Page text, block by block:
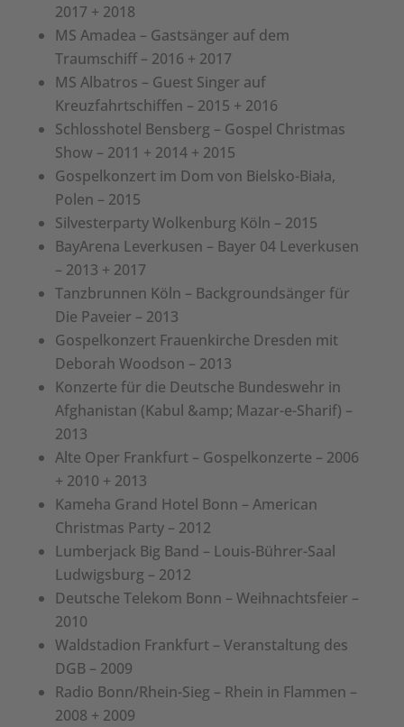
2017 + 2018
MS Amadea – Gastsänger auf dem
Traumschiff – 2016 + 2017
MS Albatros – Guest Singer auf
Kreuzfahrtschiffen – 2015 + 2016
Schlosshotel Bensberg – Gospel Christmas
Show – 2011 + 2014 + 2015
Gospelkonzert im Dom von Bielsko-Biała,
Polen – 2015
Silvesterparty Wolkenburg Köln – 2015
BayArena Leverkusen – Bayer 04 Leverkusen
– 2013 + 2017
Tanzbrunnen Köln – Backgroundsänger für
Die Paveier – 2013
Gospelkonzert Frauenkirche Dresden mit
Deborah Woodson – 2013
Konzerte für die Deutsche Bundeswehr in
Afghanistan (Kabul &amp; Mazar-e-Sharif) –
2013
Alte Oper Frankfurt – Gospelkonzerte – 2006
+ 2010 + 2013
Kameha Grand Hotel Bonn – American
Christmas Party – 2012
Lumberjack Big Band – Louis-Bührer-Saal
Ludwigsburg – 2012
Deutsche Telekom Bonn – Weihnachtsfeier –
2010
Waldstadion Frankfurt – Veranstaltung des
DGB – 2009
Radio Bonn/Rhein-Sieg – Rhein in Flammen –
2008 + 2009